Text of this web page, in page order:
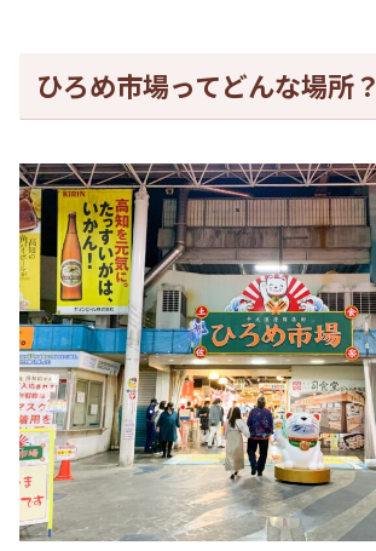
ひろめ市場ってどんな場所？